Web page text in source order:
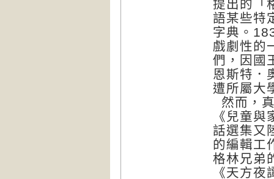
提出的「
語某些特
字典。
戲劇性的
們，因國
恩斯特．
遭所屬大
然而，
《兒童
話選集又
的編輯工
格林兄弟
《天方